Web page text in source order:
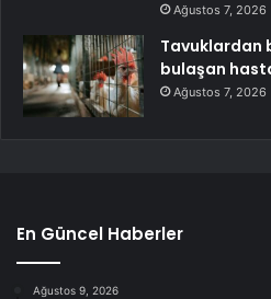
Ağustos 7, 2026
Tavuklardan
bulaşan
Ağustos 7, 2026
En Güncel Haberler
Ağustos 9, 2026